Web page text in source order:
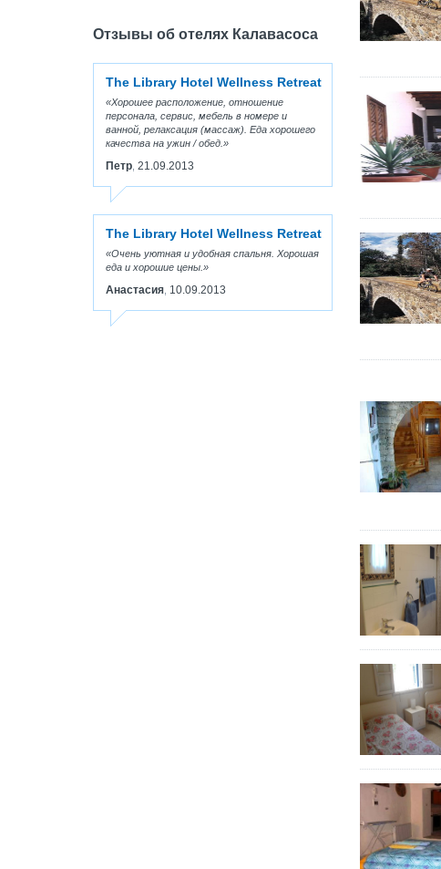
Отзывы об отелях Калавасоса
The Library Hotel Wellness Retreat
Хорошее расположение, отношение
персонала, сервис, мебель в номере и
ванной, релаксация (массаж). Еда хорошего
качества на ужин / обед.
Петр 21.09.2013
The Library Hotel Wellness Retreat
Очень уютная и удобная спальня. Хорошая
еда и хорошие цены.
Анастасия 10.09.2013